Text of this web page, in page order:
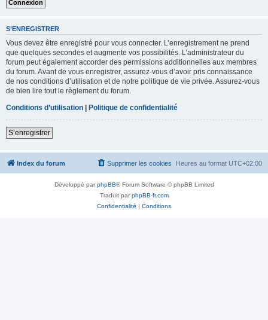
S’ENREGISTRER
Vous devez être enregistré pour vous connecter. L’enregistrement ne prend
que quelques secondes et augmente vos possibilités. L’administrateur du
forum peut également accorder des permissions additionnelles aux membres
du forum. Avant de vous enregistrer, assurez-vous d’avoir pris connaissance
de nos conditions d’utilisation et de notre politique de vie privée. Assurez-vous
de bien lire tout le règlement du forum.
Conditions d’utilisation | Politique de confidentialité
S’enregistrer
Index du forum Heures au format UTC+02:00
Supprimer les cookies
Développé parphpBB® Forum Software © phpBB Limited
Traduit parphpBB-fr.com
Confidentialité | Conditions